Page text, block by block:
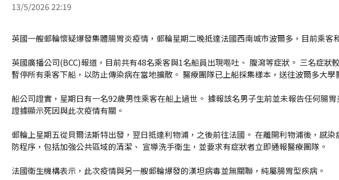
13/5/2026 22:19
英國一艘郵輪懷疑爆發集體腸胃炎疫情，郵輪星期二晚抵達法國西南城市波爾多，目前乘客
英國廣播公司(BCC)報道，目前共有48名乘客與1名船員出現嘔吐、 腹瀉等症狀。 三名症狀
暫停所有乘客下船，以防止傳染病在當地擴散。 醫療團隊已上船採集樣本，送往波爾多大學
船公司證實，星期日有一名92歲男性乘客在船上過世。 據報該名男子生前並未報告任何腸
證據顯示死因與此次疫情有關。
郵輪上星期五從貝爾法斯特出發，翌日抵達利物浦，之後前往法國。 在離開利物浦後，感
防程序，包括加強公共區域的清潔、 宣導洗手衛生，並要求有症狀者立即通報醫療團隊。
法國衛生機構表示，此次疫情與另一艘郵輪爆發的漢坦病毒並無關聯，純屬腸胃型疾病。